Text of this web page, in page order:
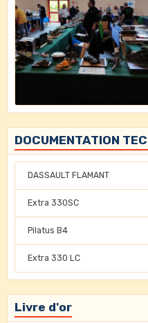
DOCUMENTATION
DASSAULT FLAMANT
Extra 330SC
Pilatus B4
Extra 330 LC
Livre d'or